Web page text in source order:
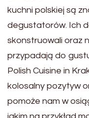
kuchni polskiej są
degustatorów. Ich
skonstruowali oraz
przypadają do
Polish Cuisine in
kolosalny pozytyw
pomoże nam w